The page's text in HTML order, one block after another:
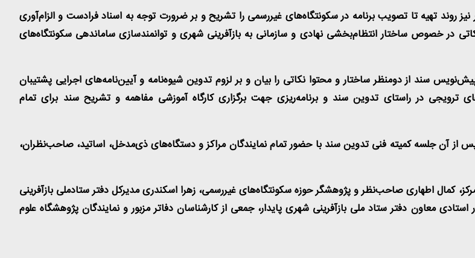
روند تهیه تا تصویب برنامه در سکونتگاه‌های غیررسمی را تشریح و بر ضرورت توجه به اسناد فرادست و الزام‌آوری
در خصوص ساختار انتظام‌بخشی نهادی و سازمانی به بازآفرینی شهری و توانمندسازی ساماندهی سکونتگاه‌های
سند از دومنظر ساختار و محتوا نکاتی را بیان و بر لزوم تدوین شیوه‌نامه و آیین‌نامه‌های اجرایی پشتیبان
ترویجی در راستای تدوین سند و برنامه‌ریزی جهت برگزاری کارگاه آموزشی مفاهمه و تشریح سند برای تمام
آن جلسه کمیته فنی تدوین سند با حضور تمام نمایندگان مراکز و دستگاه‌های ذی‌مدخل، اساتید، صاحب‌نظران،
کمال اطهاری صاحب‌نظر و پژوهشگر حوزه سکونتگاه‌های غیررسمی، زهرا اسکندری مدیرکل دفتر ستادملی بازآفرینی
معاون دفتر ستاد ملی بازآفرینی شهری پایدار، جمعی از کارشناسان دفاتر مزبور و نمایندگان پژوهشگاه علوم